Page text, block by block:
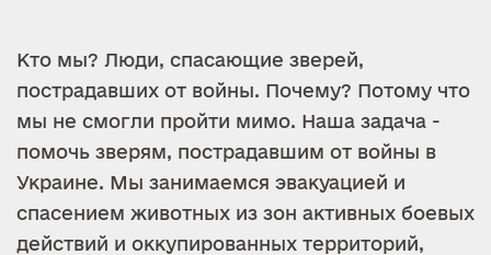
Кто мы? Люди, спасающие зверей,
пострадавших от войны. Почему? Потому что
мы не смогли пройти мимо. Наша задача -
помочь зверям, пострадавшим от войны в
Украине. Мы занимаемся эвакуацией и
спасением животных из зон активных боевых
действий и оккупированных территорий,